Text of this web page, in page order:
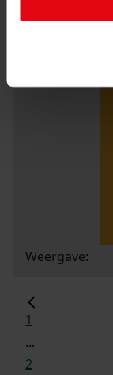
Weergave:
1
...
2